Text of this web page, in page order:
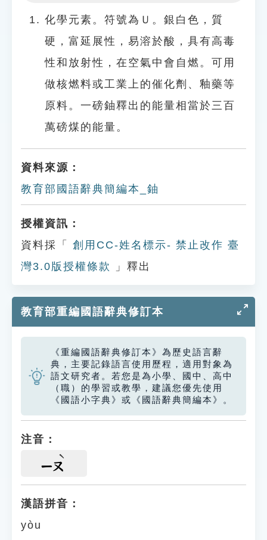
化學元素。符號為Ｕ。銀白色，質
硬，富延展性，易溶於酸，具有高毒
性和放射性，在空氣中會自燃。可用
做核燃料或工業上的催化劑、釉藥等
原料。一磅鈾釋出的能量相當於三百
萬磅煤的能量。
資料來源：
教育部國語辭典簡編本_鈾
授權資訊：
資料採「
創用CC-姓名標示- 禁止改作 臺
灣3.0版授權條款
」釋出
教育部重編國語辭典修訂本
《重編國語辭典修訂本》為歷史語言辭
典，主要記錄語言使用歷程，適用對象為
語文研究者。若您是為小學、國中、高中
（職）的學習或教學，建議您優先使用
《國語小字典》或《國語辭典簡編本》。
注音：
ㄧㄡ
漢語拼音：
yòu